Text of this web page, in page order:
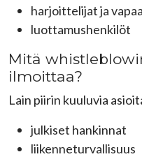
harjoittelijat ja
luottamushenkilöt
Mitä
ilmoittaa?
Lain piirin kuuluvia
julkiset hankinnat
liikenneturvallisuus